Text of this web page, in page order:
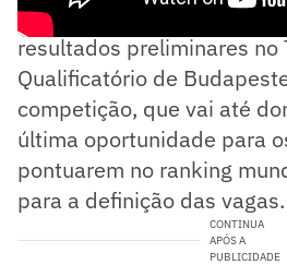
Os brasileiros
resultados preliminares no
Qualificatório de
competição, que vai até
última oportunidade para
pontuarem no ranking
para a definição das vagas.
CONTINUA
APÓS A
PUBLICIDADE